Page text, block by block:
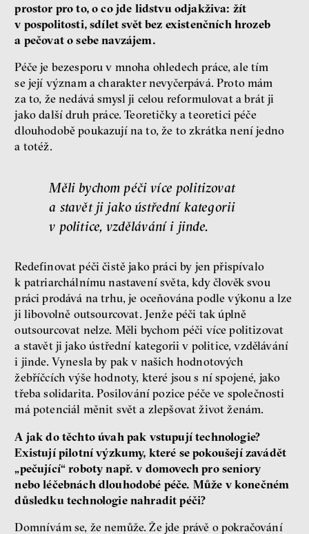
prostor pro to, o co jde lidstvu odjakživa: žít
v pospolitosti, sdílet svět bez existenčních hrozeb
a pečovat o sebe navzájem.
Péče je bezesporu v mnoha ohledech práce, ale tím
se její význam a charakter nevyčerpává. Proto mám
za to, že nedává smysl ji celou reformulovat a brát ji
jako další druh práce. Teoretičky a teoretici péče
dlouhodobě poukazují na to, že to zkrátka není jedno
a totéž.
Měli bychom péči více politizovat
a stavět ji jako ústřední kategorii
v politice, vzdělávání i jinde.
Redefinovat péči čistě jako práci by jen přispívalo
k patriarchálnímu nastavení světa, kdy člověk svou
práci prodává na trhu, je oceňována podle výkonu a lze
ji libovolně outsourcovat. Jenže péči tak úplně
outsourcovat nelze. Měli bychom péči více politizovat
a stavět ji jako ústřední kategorii v politice, vzdělávání
i jinde. Vynesla by pak v našich hodnotových
žebříčcích výše hodnoty, které jsou s ní spojené, jako
třeba solidarita. Posilování pozice péče ve společnosti
má potenciál měnit svět a zlepšovat život ženám.
A jak do těchto úvah pak vstupují technologie?
Existují pilotní výzkumy, které se pokoušejí zavádět
„pečující“ roboty např. v domovech pro seniory
nebo léčebnách dlouhodobé péče. Může v konečném
důsledku technologie nahradit péči?
Domnívám se, že nemůže. Že jde právě o pokračování